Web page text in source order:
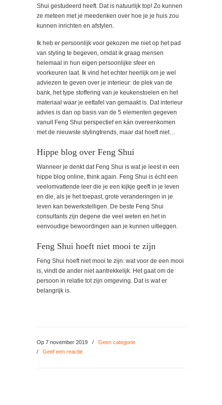
Shui gestudeerd heeft. Dat is natuurlijk top! Zo kunnen
ze meteen met je meedenken over hoe je je huis zou
kunnen inrichten en afstylen.
Ik heb er persoonlijk voor gekozen me niet op het pad
van styling te begeven, omdat ik graag mensen
helemaal in hun eigen persoonlijke sfeer en
voorkeuren laat. Ik vind het echter heerlijk om je wel
adviezen te geven over je interieur: de plek van de
bank, het type stoffering van je keukenstoelen en het
materiaal waar je eettafel van gemaakt is. Dat interieur
advies is dan op basis van de 5 elementen gegeven
vanuit Feng Shui perspectief en kán overeenkomen
met de nieuwste stylingtrends, maar dat hoeft niet…
Hippe blog over Feng Shui
Wanneer je denkt dat Feng Shui is wat je leest in een
hippe blog online, think again. Feng Shui is écht een
veelomvattende leer die je een kijkje geeft in je leven
en die, als je het toepast, grote veranderingen in je
leven kan bewerkstelligen. De beste Feng Shui
consultants zijn degene die veel weten en het in
eenvoudige bewoordingen aan je kunnen uitleggen.
Feng Shui hoeft niet mooi te zijn
Feng Shui hoeft niet mooi te zijn: wat voor de een mooi
is, vindt de ander niet aantrekkelijk. Het gaat om de
persoon in relatie tot zijn omgeving. Dat is wat er
belangrijk is.
Op 7 november 2019 /
Geen categorie
/ Geef een reactie